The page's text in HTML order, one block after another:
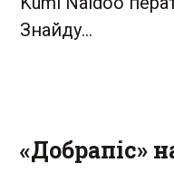
Знайду…
«Добрапіс»